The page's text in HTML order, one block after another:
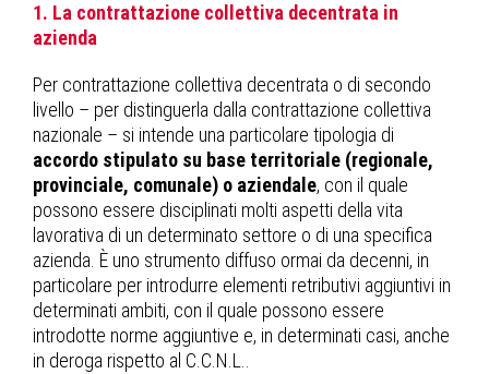
1. La contrattazione collettiva decentrata in
azienda
Per contrattazione collettiva decentrata o di secondo
livello – per distinguerla dalla contrattazione collettiva
nazionale – si intende una particolare tipologia di
accordo stipulato su base territoriale (regionale,
provinciale, comunale) o aziendale, con il quale
possono essere disciplinati molti aspetti della vita
lavorativa di un determinato settore o di una specifica
azienda. È uno strumento diffuso ormai da decenni, in
particolare per introdurre elementi retributivi aggiuntivi in
determinati ambiti, con il quale possono essere
introdotte norme aggiuntive e, in determinati casi, anche
in deroga rispetto al C.C.N.L..